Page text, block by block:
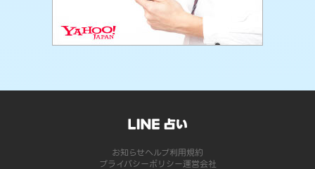
お知らせヘルプ利用規約
プライバシーポリシー運営会社